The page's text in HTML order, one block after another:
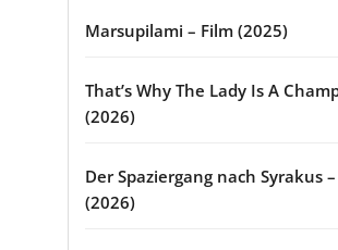
Marsupilami – Film (2025)
That’s Why The Lady Is A
(2026)
Der Spaziergang nach Syrakus
(2026)